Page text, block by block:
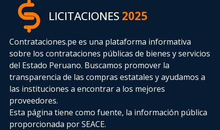
LICITACIONES2025
Contrataciones.pe es una plataforma informativa
sobre los contrataciones públicas de bienes y servicios
del Estado Peruano. Buscamos promover la
transparencia de las compras estatalesy ayudamos a
las instituciones a encontrar a los mejores
proveedores.
Esta página tiene como fuente, la información pública
proporcionada por SEACE.